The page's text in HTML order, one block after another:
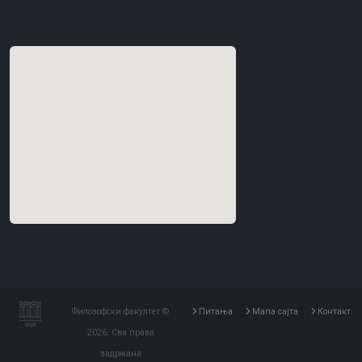
Филозофски факултет ©
2026. Сва права
задржана
Питања Мапа сајта Контакт